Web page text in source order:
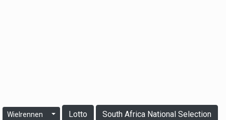
Wielrennen Lotto South Africa National Selection